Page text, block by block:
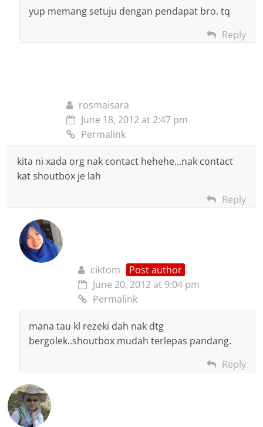
yup memang setuju dengan pendapat bro. tq
Reply
rosmaisara
June 18, 2012 at 2:47 pm
Permalink
kita ni xada org nak contact hehehe…nak contact
kat shoutbox je lah
Reply
ciktom
Post author
June 20, 2012 at 9:04 pm
Permalink
mana tau kl rezeki dah nak dtg
bergolek..shoutbox mudah terlepas pandang.
Reply